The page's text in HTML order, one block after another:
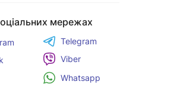
мережах
Telegram
Viber
Whatsapp